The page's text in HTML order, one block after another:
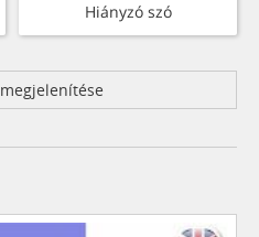
Hiányzó szó